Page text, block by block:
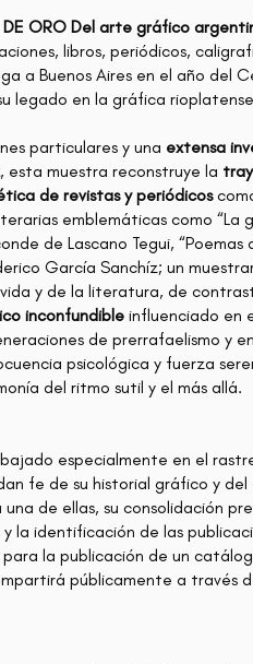
DE ORO Del arte gráfico
libros, periódicos,
a Buenos Aires en el año del
legado en la gráfica
particulares y una extensa
, esta muestra reconstruye la
de revistas y periódicos
emblemáticas como “La
de Lascano Tegui,
García Sanchíz; un
y de la literatura, de
inconfundible influenciado en
de prerrafaelismo y
psicológica y fuerza
del ritmo sutil y el más allá.
especialmente en el
fe de su historial gráfico y
de ellas, su consolidación
la identificación de las
la publicación de un
públicamente a través